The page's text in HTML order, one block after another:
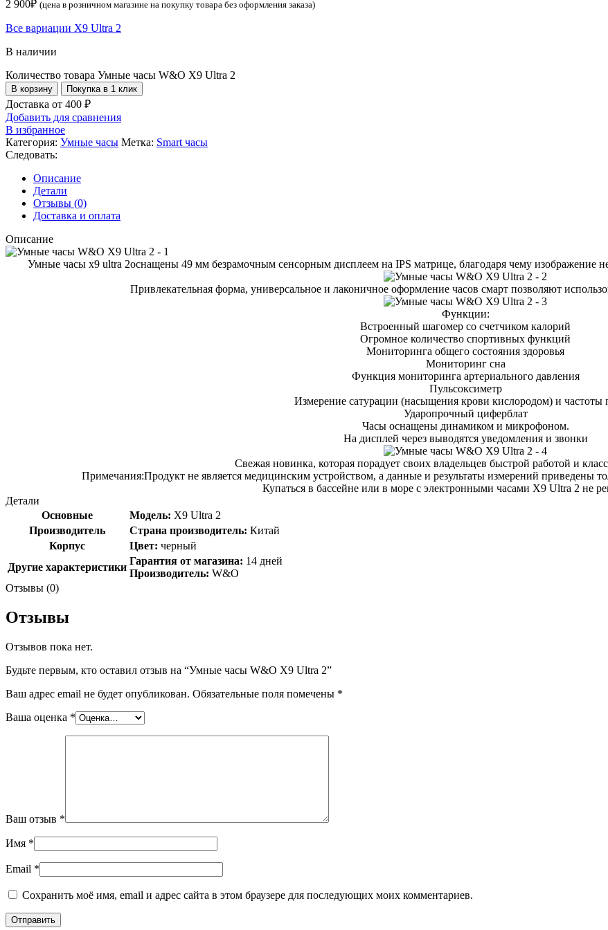
2 900₽ (цена в розничном магазине на покупку товара без оформления заказа)
Все вариации X9 Ultra 2
В наличии
Количество товара Умные часы W&O X9 Ultra 2
В корзину Покупка в 1 клик
Доставка от 400 ₽
Добавить для сравнения
В избранное
Категория: Умные часы Метка: Smart часы
Следовать:
Описание
Детали
Отзывы (0)
Доставка и оплата
Описание
Умные часы x9 ultra 2оснащены 49 мм безрамочным сенсорным дисплеем на IPS матрице, благодаря чему изображение
Привлекательная форма, универсальное и лаконичное оформление часов смарт позволяют
Функции:
Встроенный шагомер со счетчиком калорий
Огромное количество спортивных функций
Мониторинга общего состояния здоровья
Мониторинг сна
Функция мониторинга артериального давления
Пульсоксиметр
Измерение сатурации (насыщения крови кислородом) и частоты
Ударопрочный циферблат
Часы оснащены динамиком и микрофоном.
На дисплей через выводятся уведомления и звонки
Свежая новинка, которая порадует своих владельцев быстрой работой и
Примечания:Продукт не является медицинским устройством, а данные и результаты измерений приведены
Купаться в бассейне или в море с электронными часами X9 Ultra 2 не
Детали
Основные
Модель: X9 Ultra 2
Производитель
Страна производитель: Китай
Корпус
Цвет: черный
Другие характеристики
Гарантия от магазина: 14 дней
Производитель: W&O
Отзывы (0)
Отзывы
Отзывов пока нет.
Будьте первым, кто оставил отзыв на “Умные часы W&O X9 Ultra 2”
Ваш адрес email не будет опубликован. Обязательные поля помечены *
Ваша оценка *
Ваш отзыв *
Имя *
Email *
Сохранить моё имя, email и адрес сайта в этом браузере для последующих моих комментариев.